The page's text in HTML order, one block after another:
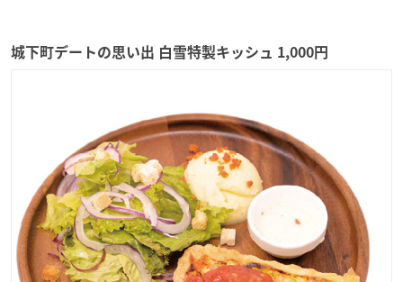
城下町デートの思い出 白雪特製キッシュ 1,000円